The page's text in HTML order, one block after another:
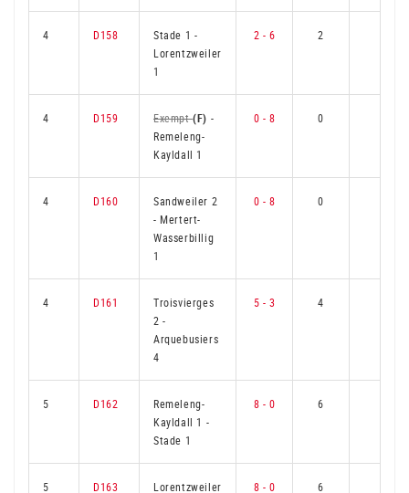
4 D158 Stade 1 -
Lorentzweiler
1
2 - 6 2
4 D159 Exempt(F) -
Remeleng-
Kayldall 1
0 - 8 0
4 D160
Sandweiler 2
- Mertert-
Wasserbillig
1
0 - 8 0
4 D161
Troisvierges
2-
Arquebusiers
4
5 - 3 4
5 D162
Remeleng-
Kayldall 1 -
Stade 1
8 - 0 6
5 D163 Lorentzweiler 8 - 0 6